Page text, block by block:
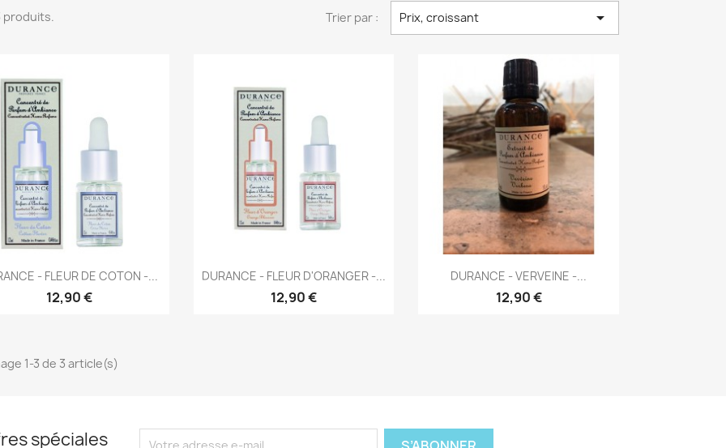
produits. Trier par : Prix, croissant 
Aperçu rapide
- FLEUR DE COTON -...
12,90 €
 Aperçu rapide
DURANCE - FLEUR D'ORANGER -...
12,90 €
Aperçu rapide
DURANCE - VERVEINE -...
12,90 €
1-3 de 3 article(s)
spéciales